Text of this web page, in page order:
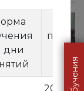
дни
2026